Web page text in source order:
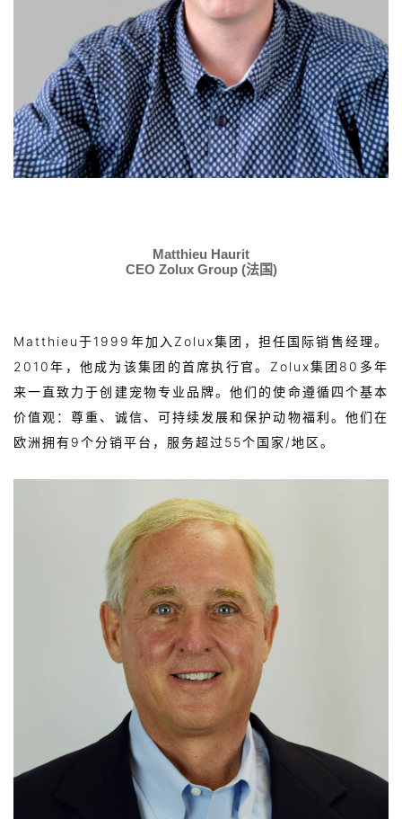
Matthieu Haurit
CEO Zolux Group (法国)
Matthieu于1999年加入Zolux集团，担任国际销售经理。
2010年，他成为该集团的首席执行官。Zolux集团80多年
来一直致力于创建宠物专业品牌。他们的使命遵循四个基本
价值观：尊重、诚信、可持续发展和保护动物福利。他们在
欧洲拥有9个分销平台，服务超过55个国家/地区。